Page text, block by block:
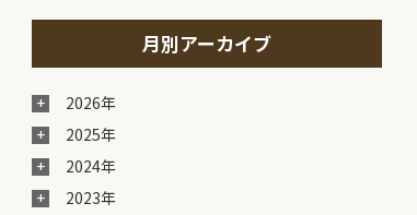
月別アーカイブ
2026年
2025年
2024年
2023年